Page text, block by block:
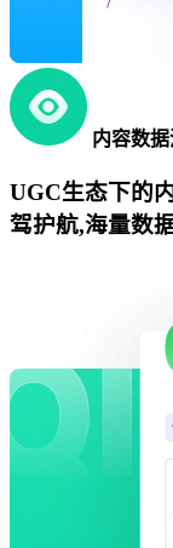
内容数
UGC生态下的
驾护航,海量数